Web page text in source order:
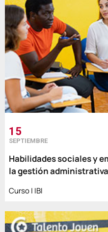
15
SEPTIEMBRE
Habilidades sociales y
la gestión administrativa
Curso | IBI